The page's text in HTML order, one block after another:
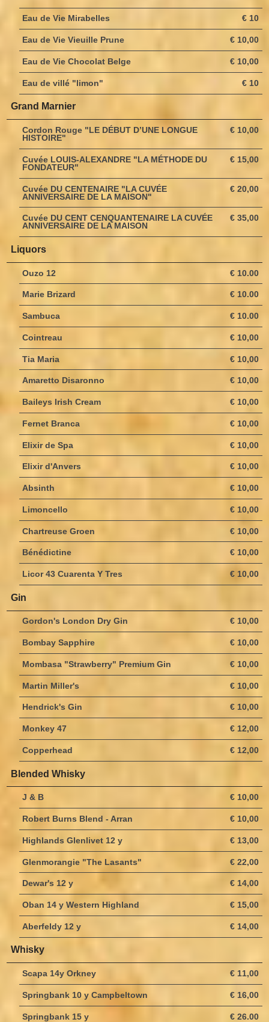
€ 10
Eau de Vie Mirabelles
€ 10,00
Eau de Vie Vieuille Prune
€ 10,00
Eau de Vie Chocolat Belge
€ 10
Eau de villé "limon"
Grand Marnier
€ 10,00
Cordon Rouge "LE DÉBUT D’UNE LONGUE
HISTOIRE"
€ 15,00
Cuvée LOUIS-ALEXANDRE "LA MÉTHODE DU
FONDATEUR"
€ 20,00
Cuvée DU CENTENAIRE "LA CUVÉE
ANNIVERSAIRE DE LA MAISON"
€ 35,00
Cuvée DU CENT CENQUANTENAIRE LA CUVÉE
ANNIVERSAIRE DE LA MAISON
Liquors
€ 10.00
Ouzo 12
€ 10.00
Marie Brizard
€ 10.00
Sambuca
€ 10,00
Cointreau
€ 10,00
Tia Maria
€ 10,00
Amaretto Disaronno
€ 10,00
Baileys Irish Cream
€ 10,00
Fernet Branca
€ 10,00
Elixir de Spa
€ 10,00
Elixir d'Anvers
€ 10,00
Absinth
€ 10,00
Limoncello
€ 10,00
Chartreuse Groen
€ 10,00
Bénédictine
€ 10,00
Licor 43 Cuarenta Y Tres
Gin
€ 10,00
Gordon's London Dry Gin
€ 10,00
Bombay Sapphire
€ 10,00
Mombasa "Strawberry" Premium Gin
€ 10,00
Martin Miller's
€ 10,00
Hendrick's Gin
€ 12,00
Monkey 47
€ 12,00
Copperhead
Blended Whisky
€ 10,00
J & B
€ 10,00
Robert Burns Blend - Arran
€ 13,00
Highlands Glenlivet 12 y
€ 22,00
Glenmorangie "The Lasants"
€ 14,00
Dewar's 12 y
€ 15,00
Oban 14 y Western Highland
€ 14,00
Aberfeldy 12 y
Whisky
€ 11,00
Scapa 14y Orkney
€ 16,00
Springbank 10 y Campbeltown
€ 26.00
Springbank 15 y